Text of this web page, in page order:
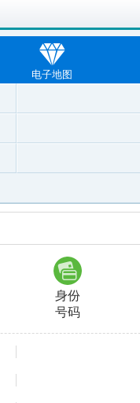
电子地图
身份
号码